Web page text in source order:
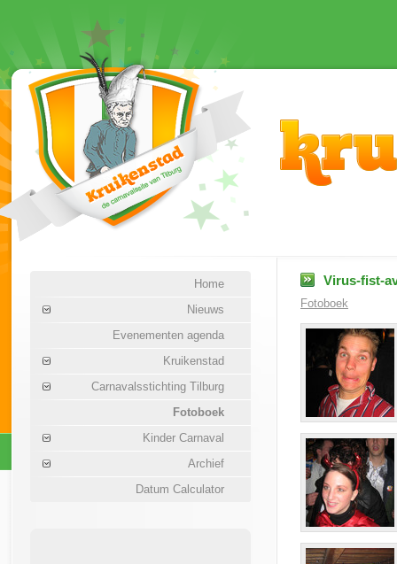
Home
Nieuws
Evenementen agenda
Kruikenstad
Carnavalsstichting Tilburg
Fotoboek
Kinder Carnaval
Archief
Datum Calculator
Virus-fist-
Fotoboek